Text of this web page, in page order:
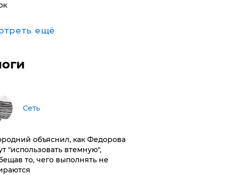
ещё
Сеть
объяснил, как Федорова
"использовать втемную",
то, чего выполнять не